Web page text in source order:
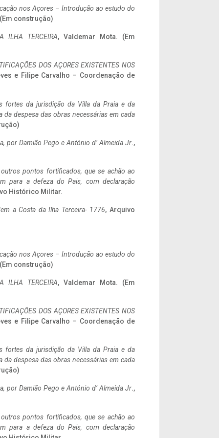
nos Açores – Introdução ao estudo do
construção)
ILHA TERCEIRA, Valdemar Mota. (Em
DOS AÇORES EXISTENTES NOS
e Filipe Carvalho – Coordenação de
fortes da jurisdição da Villa da Praia e da
da despesa das obras necessárias em cada
por Damião Pego e António d’ Almeida Jr.,
pontos fortificados, que se achão ao
para a defeza do Pais, com declaração
Histórico Militar.
a Costa da Ilha Terceira- 1776, Arquivo
nos Açores – Introdução ao estudo do
construção)
ILHA TERCEIRA, Valdemar Mota. (Em
DOS AÇORES EXISTENTES NOS
e Filipe Carvalho – Coordenação de
fortes da jurisdição da Villa da Praia e da
da despesa das obras necessárias em cada
por Damião Pego e António d’ Almeida Jr.,
pontos fortificados, que se achão ao
para a defeza do Pais, com declaração